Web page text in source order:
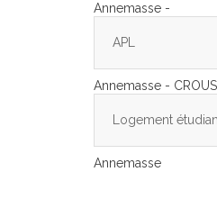
Annemasse -
APL
Annemasse -
Logement
Annemasse